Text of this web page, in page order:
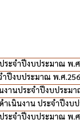
ระจำปีงบประมาณ พ.
ปีงบประมาณ พ.ศ
งานประจำปีงบประม
ำเนินงาน ประจำปีงบ
ระจำปีงบประมาณ พ.